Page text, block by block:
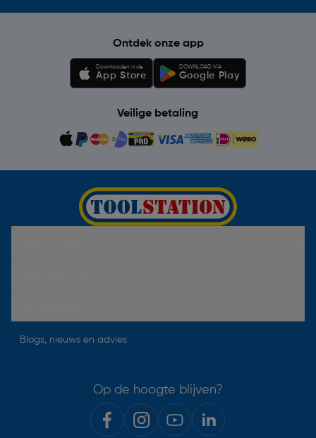
Ontdek onze app
Downloaden in de
App Store
DOWNLOAD VIA
Google Play
Veilige betaling
Blogs, nieuws en advies
Op de hoogte blijven?